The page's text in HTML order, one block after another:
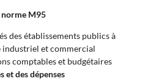
norme M95
des établissements publics à
industriel et commercial
comptables et budgétaires
et des dépenses